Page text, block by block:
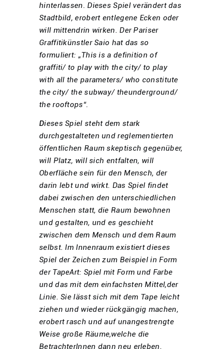
hinterlassen. Dieses Spiel verändert das
Stadtbild, erobert entlegene Ecken oder
will mittendrin wirken. Der Pariser
Graffitikünstler Saio hat das so
formuliert: „This is a definition of
graffiti/ to play with the city/ to play
with all the parameters/ who constitute
the city/ the subway/ theunderground/
the rooftops“.
Dieses Spiel steht dem stark
durchgestalteten und reglementierten
öffentlichen Raum skeptisch gegenüber,
will Platz, will sich entfalten, will
Oberfläche sein für den Mensch, der
darin lebt und wirkt. Das Spiel findet
dabei zwischen den unterschiedlichen
Menschen statt, die Raum bewohnen
und gestalten, und es geschieht
zwischen dem Mensch und dem Raum
selbst. Im Innenraum existiert dieses
Spiel der Zeichen zum Beispiel in Form
der TapeArt: Spiel mit Form und Farbe
und das mit dem einfachsten Mittel,der
Linie. Sie lässt sich mit dem Tape leicht
ziehen und wieder rückgängig machen,
erobert rasch und auf unangestrengte
Weise große Räume,welche die
BetrachterInnen dann neu erleben.